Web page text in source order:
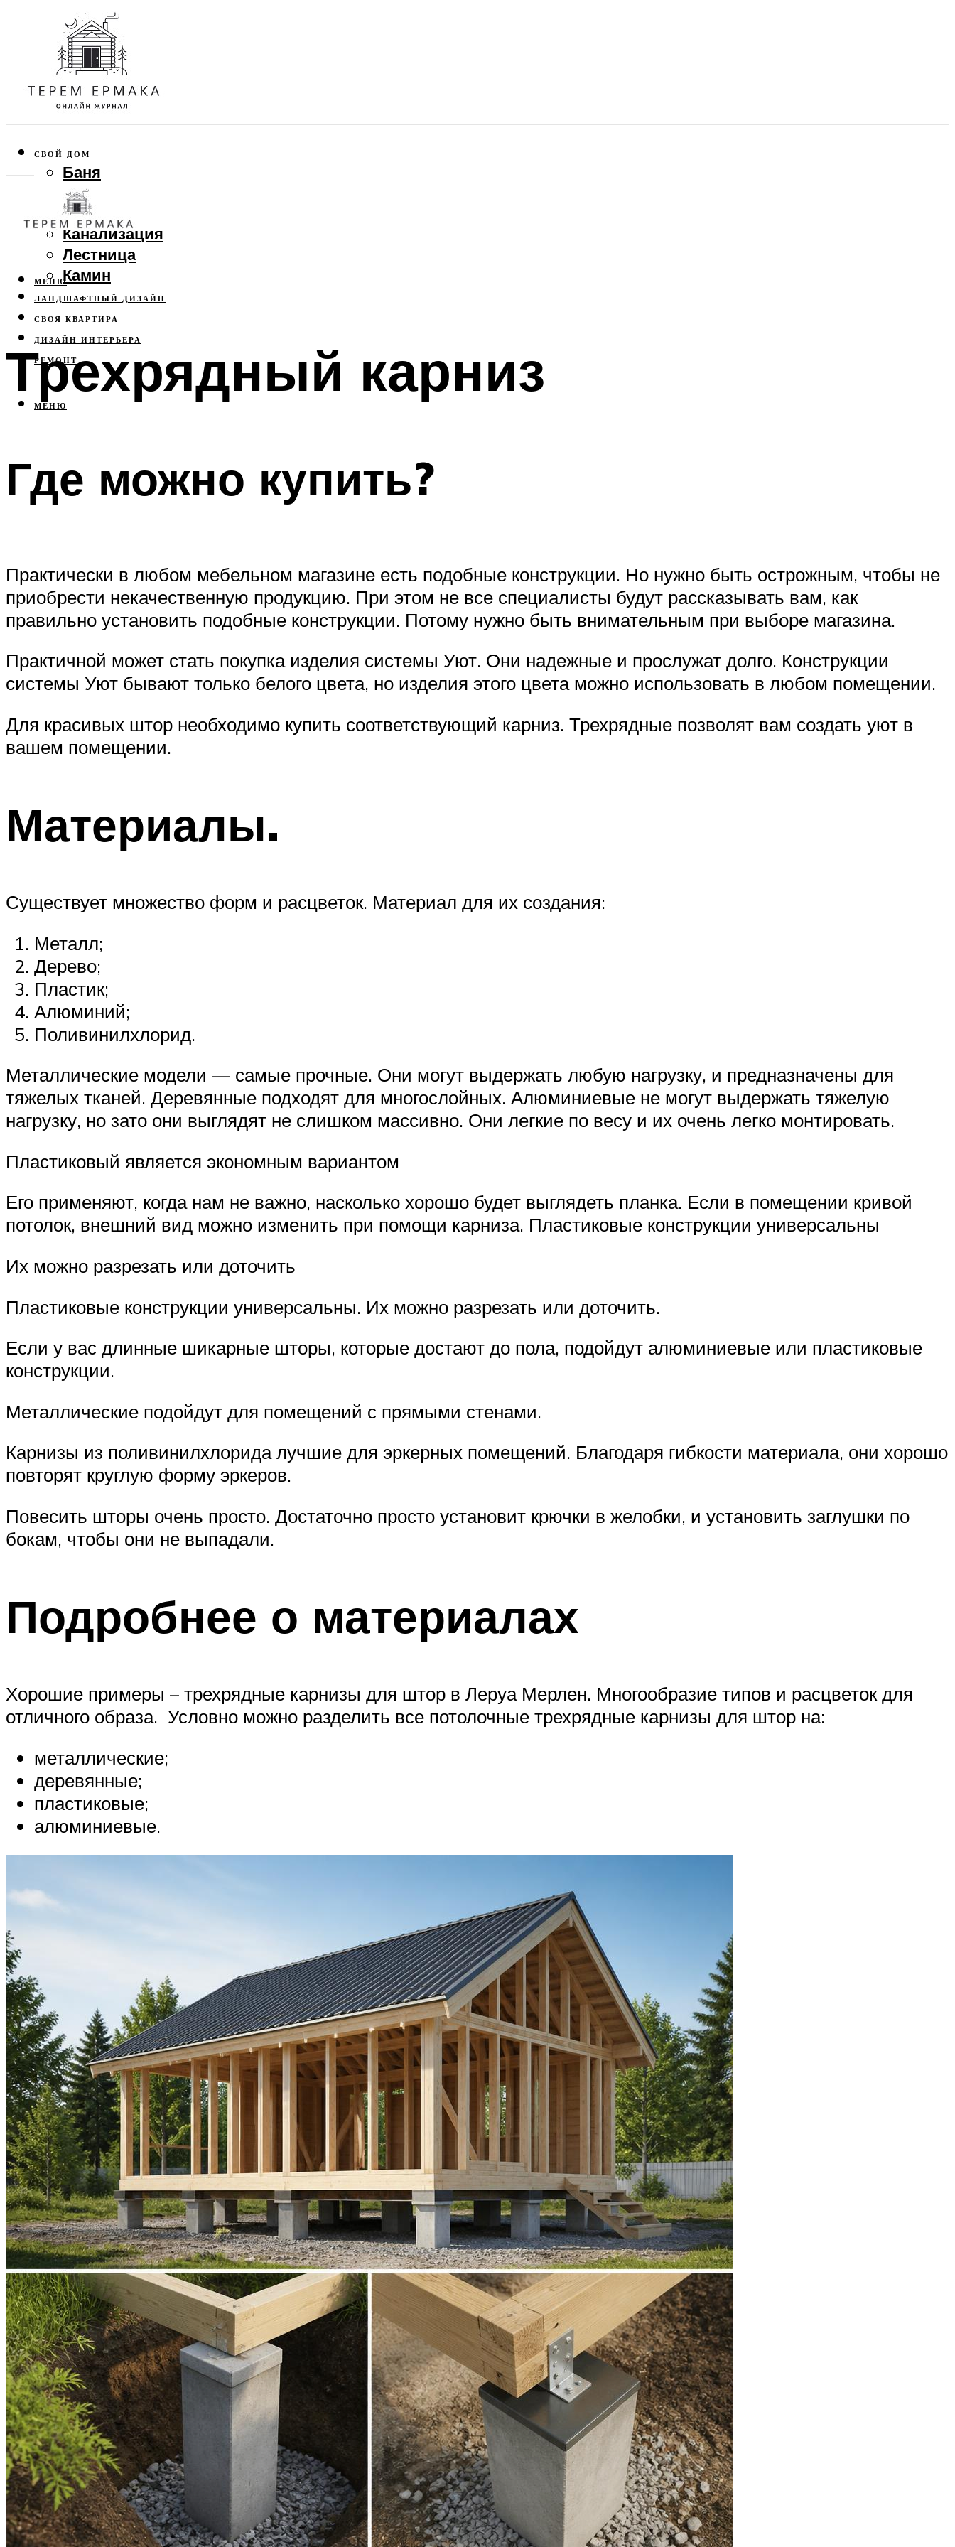
СВОЙ ДОМ
Баня
Веранда
Забор
Канализация
Лестница
Камин
ЛАНДШАФТНЫЙ ДИЗАЙН
СВОЯ КВАРТИРА
ДИЗАЙН ИНТЕРЬЕРА
РЕМОНТ
МЕНЮ
МЕНЮ
Трехрядный карниз
Где можно купить?
Практически в любом мебельном магазине есть подобные конструкции. Но нужно быть острожным, чтобы не
приобрести некачественную продукцию. При этом не все специалисты будут рассказывать вам, как
правильно установить подобные конструкции. Потому нужно быть внимательным при выборе магазина.
Практичной может стать покупка изделия системы Уют. Они надежные и прослужат долго. Конструкции
системы Уют бывают только белого цвета, но изделия этого цвета можно использовать в любом помещении.
Для красивых штор необходимо купить соответствующий карниз. Трехрядные позволят вам создать уют в
вашем помещении.
Материалы.
Существует множество форм и расцветок. Материал для их создания:
Металл;
Дерево;
Пластик;
Алюминий;
Поливинилхлорид.
Металлические модели — самые прочные. Они могут выдержать любую нагрузку, и предназначены для
тяжелых тканей. Деревянные подходят для многослойных. Алюминиевые не могут выдержать тяжелую
нагрузку, но зато они выглядят не слишком массивно. Они легкие по весу и их очень легко монтировать.
Пластиковый является экономным вариантом
Его применяют, когда нам не важно, насколько хорошо будет выглядеть планка. Если в помещении кривой
потолок, внешний вид можно изменить при помощи карниза. Пластиковые конструкции универсальны
Их можно разрезать или доточить
Пластиковые конструкции универсальны. Их можно разрезать или доточить.
Если у вас длинные шикарные шторы, которые достают до пола, подойдут алюминиевые или пластиковые
конструкции.
Металлические подойдут для помещений с прямыми стенами.
Карнизы из поливинилхлорида лучшие для эркерных помещений. Благодаря гибкости материала, они хорошо
повторят круглую форму эркеров.
Повесить шторы очень просто. Достаточно просто установит крючки в желобки, и установить заглушки по
бокам, чтобы они не выпадали.
Подробнее о материалах
Хорошие примеры – трехрядные карнизы для штор в Леруа Мерлен. Многообразие типов и расцветок для
отличного образа. Условно можно разделить все потолочные трехрядные карнизы для штор на:
металлические;
деревянные;
пластиковые;
алюминиевые.